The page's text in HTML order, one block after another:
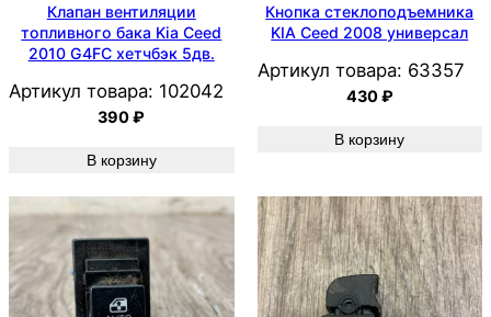
Клапан вентиляции
топливного бака Kia Ceed
2010 G4FC хетчбэк 5дв.
Артикул товара: 102042
390₽
В корзину
Кнопка стеклоподъемника
KIA Ceed 2008 универсал
Артикул товара: 63357
430₽
В корзину